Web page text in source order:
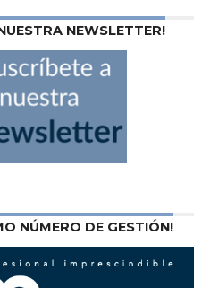
NEWSLETTER!
NÚMERO DE GESTIÓN!